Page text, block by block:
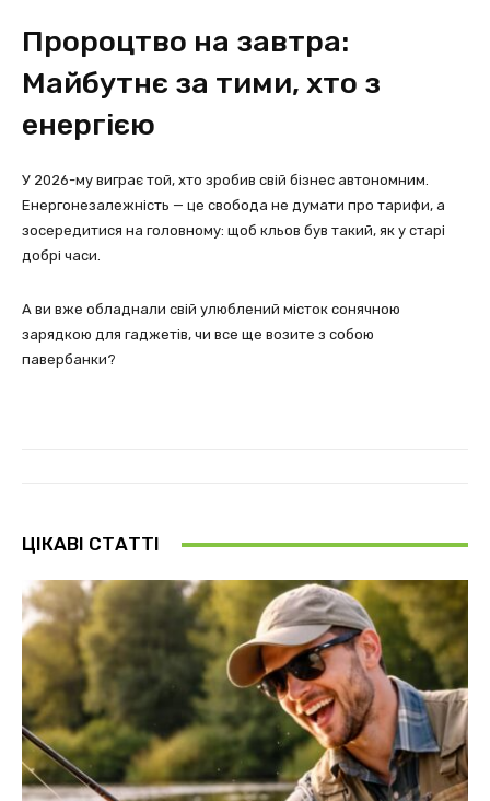
Пророцтво на завтра:
Майбутнє за тими, хто з
енергією
У 2026-му виграє той, хто зробив свій бізнес автономним.
Енергонезалежність — це свобода не думати про тарифи, а
зосередитися на головному: щоб кльов був такий, як у старі
добрі часи.
А ви вже обладнали свій улюблений місток сонячною
зарядкою для гаджетів, чи все ще возите з собою
павербанки?
ЦІКАВІ СТАТТІ